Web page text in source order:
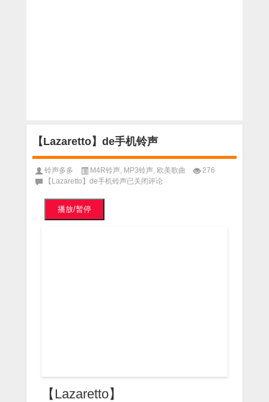
【Lazaretto】de手机铃声
铃声多多 M4R铃声 MP3铃声 欧美歌曲
276
【Lazaretto】de手机铃声已关闭评论
播放/暂停
【Lazaretto】